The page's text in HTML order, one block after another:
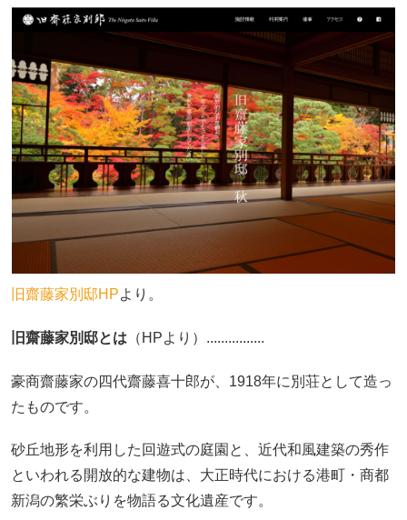
旧齋藤家別邸HPより。
旧齋藤家別邸とは （HPより）................
豪商齋藤家の四代齋藤喜十郎が、1918年に別荘として造っ
たものです。
砂丘地形を利用した回遊式の庭園と、近代和風建築の秀作
といわれる開放的な建物は、大正時代における港町・商都
新潟の繁栄ぶりを物語る文化遺産です。